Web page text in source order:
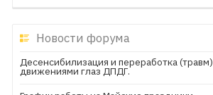
Новости форума
Десенсибилизация и переработка (травм)
движениями глаз ДПДГ.